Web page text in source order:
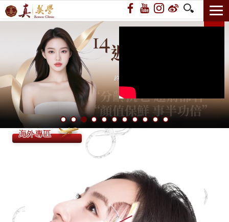
國際名人誌 《The Icons》 專訪
海外專區